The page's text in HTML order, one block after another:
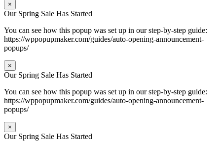
×
Our Spring Sale Has Started
You can see how this popup was set up in our step-by-step guide:
https://wppopupmaker.com/guides/auto-opening-announcement-
popups/
×
Our Spring Sale Has Started
You can see how this popup was set up in our step-by-step guide:
https://wppopupmaker.com/guides/auto-opening-announcement-
popups/
×
Our Spring Sale Has Started